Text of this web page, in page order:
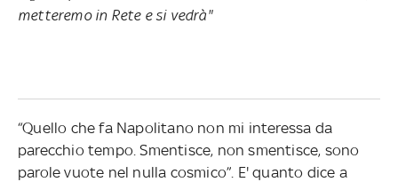
metteremo in Rete e si vedrà"
“Quello che fa Napolitano non mi interessa da
parecchio tempo. Smentisce, non smentisce, sono
parole vuote nel nulla cosmico”. E' quanto dice a